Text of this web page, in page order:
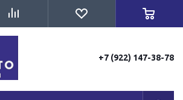
+7 (922) 147-38-78